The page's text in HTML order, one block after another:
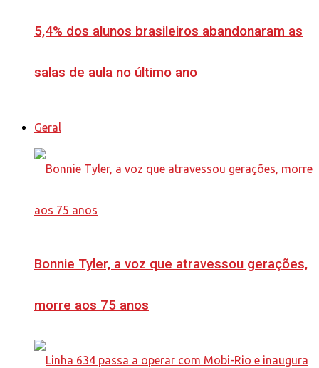
5,4% dos alunos brasileiros abandonaram as
salas de aula no último ano
Geral
Bonnie Tyler, a voz que atravessou gerações,
morre aos 75 anos